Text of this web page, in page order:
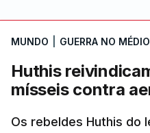
MUNDO GUERRA NO
Huthis
mísseis contra
Os rebeldes Huthis do